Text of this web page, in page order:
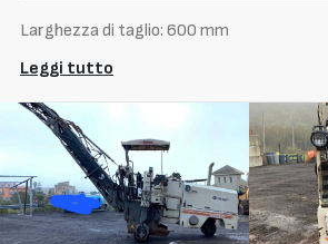
Larghezza di taglio: 600 mm
Leggi tutto